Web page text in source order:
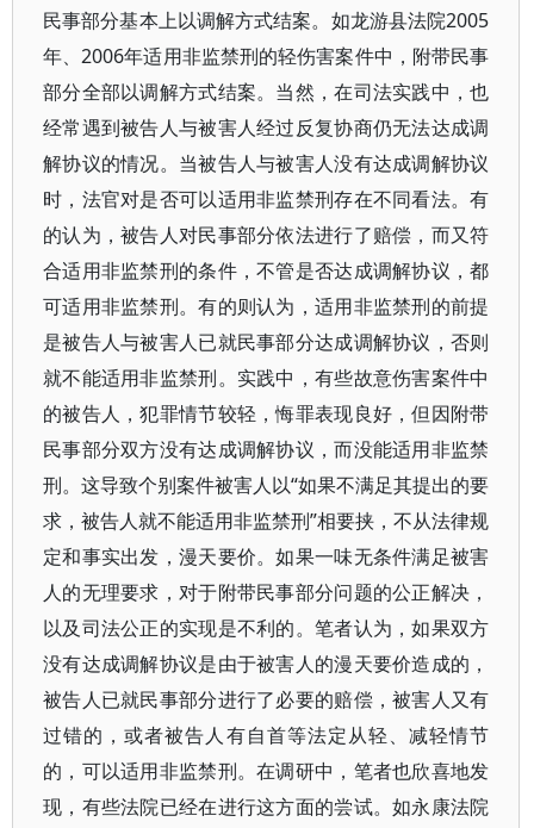
民事部分基本上以调解方式结案。如龙游县法院2005
年、2006年适用非监禁刑的轻伤害案件中，附带民事
部分全部以调解方式结案。当然，在司法实践中，也
经常遇到被告人与被害人经过反复协商仍无法达成调
解协议的情况。当被告人与被害人没有达成调解协议
时，法官对是否可以适用非监禁刑存在不同看法。有
的认为，被告人对民事部分依法进行了赔偿，而又符
合适用非监禁刑的条件，不管是否达成调解协议，都
可适用非监禁刑。有的则认为，适用非监禁刑的前提
是被告人与被害人已就民事部分达成调解协议，否则
就不能适用非监禁刑。实践中，有些故意伤害案件中
的被告人，犯罪情节较轻，悔罪表现良好，但因附带
民事部分双方没有达成调解协议，而没能适用非监禁
刑。这导致个别案件被害人以“如果不满足其提出的要
求，被告人就不能适用非监禁刑”相要挟，不从法律规
定和事实出发，漫天要价。如果一味无条件满足被害
人的无理要求，对于附带民事部分问题的公正解决，
以及司法公正的实现是不利的。笔者认为，如果双方
没有达成调解协议是由于被害人的漫天要价造成的，
被告人已就民事部分进行了必要的赔偿，被害人又有
过错的，或者被告人有自首等法定从轻、减轻情节
的，可以适用非监禁刑。在调研中，笔者也欣喜地发
现，有些法院已经在进行这方面的尝试。如永康法院